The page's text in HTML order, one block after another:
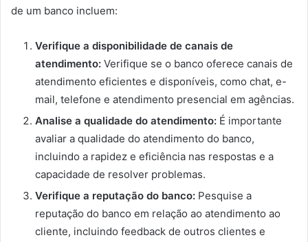
de um banco incluem:
Verifique a disponibilidade de canais de
atendimento: Verifique se o banco oferece canais de
atendimento eficientes e disponíveis, como chat, e-
mail, telefone e atendimento presencial em agências.
Analise a qualidade do atendimento: É importante
avaliar a qualidade do atendimento do banco,
incluindo a rapidez e eficiência nas respostas e a
capacidade de resolver problemas.
Verifique a reputação do banco: Pesquise a
reputação do banco em relação ao atendimento ao
cliente, incluindo feedback de outros clientes e